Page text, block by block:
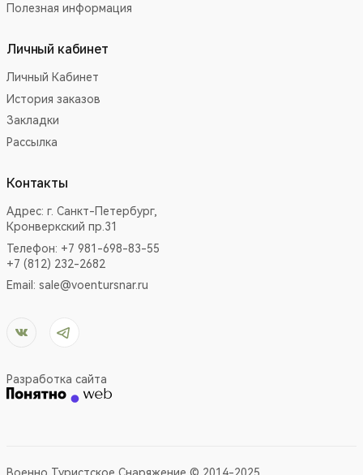
Полезная информация
Личный кабинет
Личный Кабинет
История заказов
Закладки
Рассылка
Контакты
Адрес: г. Санкт-Петербург,
Кронверкский пр.31
Телефон: +7 981-698-83-55
+7 (812) 232-2682
Email: sale@voentursnar.ru
Разработка сайта